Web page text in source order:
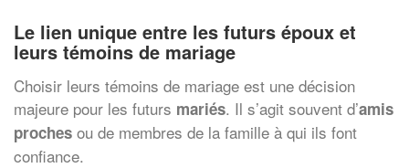
Le lien unique entre les futurs époux et
leurs témoins de mariage
Choisir leurs témoins de mariage est une décision
majeure pour les futurs mariés. Il s’agit souvent d’amis
proches ou de membres de la famille à qui ils font
confiance.